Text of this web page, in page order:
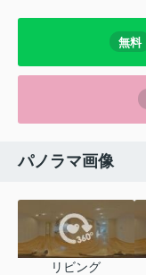
無料
パノラマ画像
リビング